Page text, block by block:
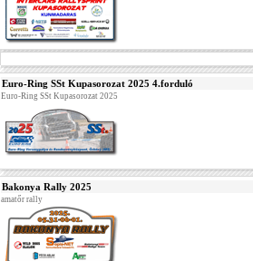
Euro-Ring SSt Kupasorozat 2025 4.forduló
Euro-Ring SSt Kupasorozat 2025
Bakonya Rally 2025
amatőr rally